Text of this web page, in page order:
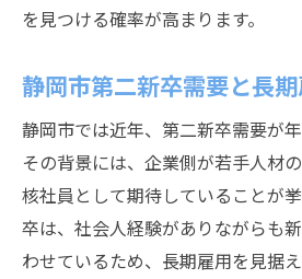
を見つける確率が高まります。
静岡市第二新卒需要と長
静岡市では近年、第二新卒需要が年
その背景には、企業側が若手人材
核社員として期待していることが
卒は、社会人経験がありながらも
わせているため、長期雇用を見据